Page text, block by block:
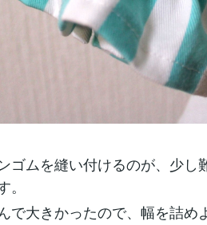
ゴムを縫い付けるのが、少し
で大きかったので、幅を詰め